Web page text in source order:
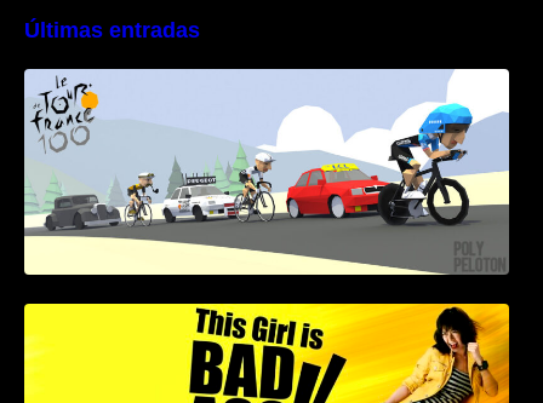
Últimas entradas
This Girl Is Badass – Escena lucha en bici